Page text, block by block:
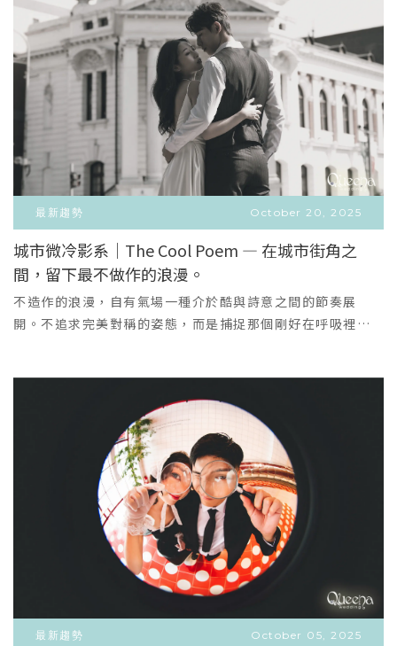
果。使用暖光巢狀補光（如黃金色燈片）搭配冷日光，能創
造聖誕燈飾般的溫度。加上一點聖誕元素：一朵簡約的金色
或深紅胸花、或手捧小束松針與金屬裝飾的花束，既節慶又
不搶鏡。【 預約建議 與 專屬服務 】Queena 精選冬季禮服
數量有限，部分款式為限量進口或熱門款式。若您被其中任
意一件吸引：✨ 立即預約試穿｜填寫預約表單（下滑）我們
提供一對一禮服顧問服務，試穿當天將依妳的身形做腰線與
長度版型建議、提供現場造型與拍攝討論，並以最適合冬季
的妝髮呈現每件禮服的最佳光感。這個冬天，讓我們幫妳把
每一個閃爍，縫進婚紗的每一層紗裡。穿上它，記住那個在
暖冬中微笑的妳。預約試穿，成就屬於妳的冬季HighLight
時刻。
尾，一種成熟的浪漫。風格亮點冷調霧感美學：敘事質地。
極簡服裝 × 深情構圖：凸顯情緒張力。城市夜幕氛圍：適合
喜歡獨特、非制式婚紗照的新人。適合新人✔ 偏愛高級冷
調、極簡風格✔ 希望呈現「情緒系」婚紗照✔ 想拍出像電影
劇照般的深度與故事感抓住新人之間「最真實、最不經意」
的時刻，抓拍一段存在的戀愛，而不是為鏡頭表演。以三種
場景、三種情緒，組合成最完整的愛情故事。若你們也想擁
有專屬於兩人的故事片段——歡迎預約諮詢與拍攝時段讓專屬
禮服顧問替妳開啟一場質感與光芒的旅程。妳的HighLight
時刻，我們已經備好。
電影的底片，泛黃、顫動、卻如此真實。那一刻的愛，不為
誰證明，也不為誰停留。他們只是選擇在混亂的城市裡，點
亮最後一盞燈。藏著故事的溫度第一幕｜煙裡的白玫瑰柔軟
的蕾絲與舊時的剪裁，在隧道昏黃的光裡散開一種近乎夢境
的朦朧。她回頭的瞬間，世界靜止，像要逃往一個沒有人認
識的未來。第二幕｜像風裡的信老公寓前，他們笑著奔跑。
裙擺被風托起，裙角沾著灰塵卻閃著光。是愛最真實的樣子
——凌亂卻閃耀。第三幕｜像街角的紅色霓虹在熱鬧的小吃攤
前，他手裡的玫瑰、她懷裡的笑像是在生活的煙火裡偷渡浪
漫。他們拿著一個巨大的「囍」，笑著宣告——愛情從來不需
要被定義。當我們說要拍一場「愛情電影」有無法重現的瞬
間；有真實的呼吸與笑聲。每一張照片，都像一封沒寄出的
信，寫給那個願意和你一起逃亡、一起生活的人。這座城市
天未亮，他們跑過街角、穿過隧道，留下愛仍在燃燒的軌
跡。
VIEW MORE
＋
最新趨勢 October 20, 2025
城市微冷影系｜The Cool Poem — 在城市街角之
間，留下最不做作的浪漫。
不造作的浪漫，自有氣場一種介於酷與詩意之間的節奏展
開。不追求完美對稱的姿態，而是捕捉那個剛好在呼吸裡的
｜像電影，也像生活這個系列有著兩種靈魂的對話——城市街
頭的俐落光影，與草地自然光的柔軟溫度。黑與白、冷與
暖，在同一個畫面中交錯，就像戀人之間的節奏，時而沈
穩、時而放肆。都會街角的時尚步伐，到野外風中輕笑的瞬
間，每一幀都像是雜誌封面與日常紀錄的交疊，無需刻意凝
視鏡頭，也能讓故事自己發光。這是屬於「城市影系」的語
言——用一種近乎安靜的方式，讓情緒滲進影像裡。造型與風
格｜高級、乾淨、極具態度服裝不只是裝飾，還成為故事的
延伸。黑色禮服的俐落線條、白紗的輕盈層次、牛仔與球帽
的自由組合——它們象徵著「真實的你」，不需要迎合任何框
架。整體風格以美式光影為靈感，呈現一種像明星又不刻意
最新趨勢 October 05, 2025